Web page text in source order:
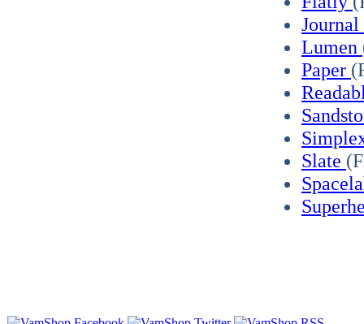
Journal
Lumen
Paper
Slate